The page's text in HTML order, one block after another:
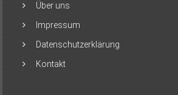
Über uns
Impressum
Datenschutzerklärung
Kontakt